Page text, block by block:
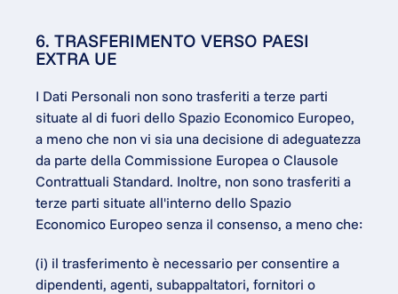
6. TRASFERIMENTO VERSO PAESI
EXTRA UE
I Dati Personali non sono trasferiti a terze parti
situate al di fuori dello Spazio Economico Europeo,
a meno che non vi sia una decisione di adeguatezza
da parte della Commissione Europea o Clausole
Contrattuali Standard. Inoltre, non sono trasferiti a
terze parti situate all'interno dello Spazio
Economico Europeo senza il consenso, a meno che:
(i) il trasferimento è necessario per consentire a
dipendenti, agenti, subappaltatori, fornitori o